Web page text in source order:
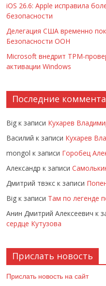
iOS 26.6: Apple исправила
безопасности
Делегация США временно
Безопасности ООН
Microsoft внедрит TPM-
активации Windows
Последние
Big к записи Кухарев
Василий к записи Кухарев
mongol к записи Горобец
Александр к записи
Дмитрий твэкс к записи
Big к записи Там по легенде
Анин Дмитрий Алексеевич к
сердце Кутузова
Прислать новость
Прислать новость на сайт